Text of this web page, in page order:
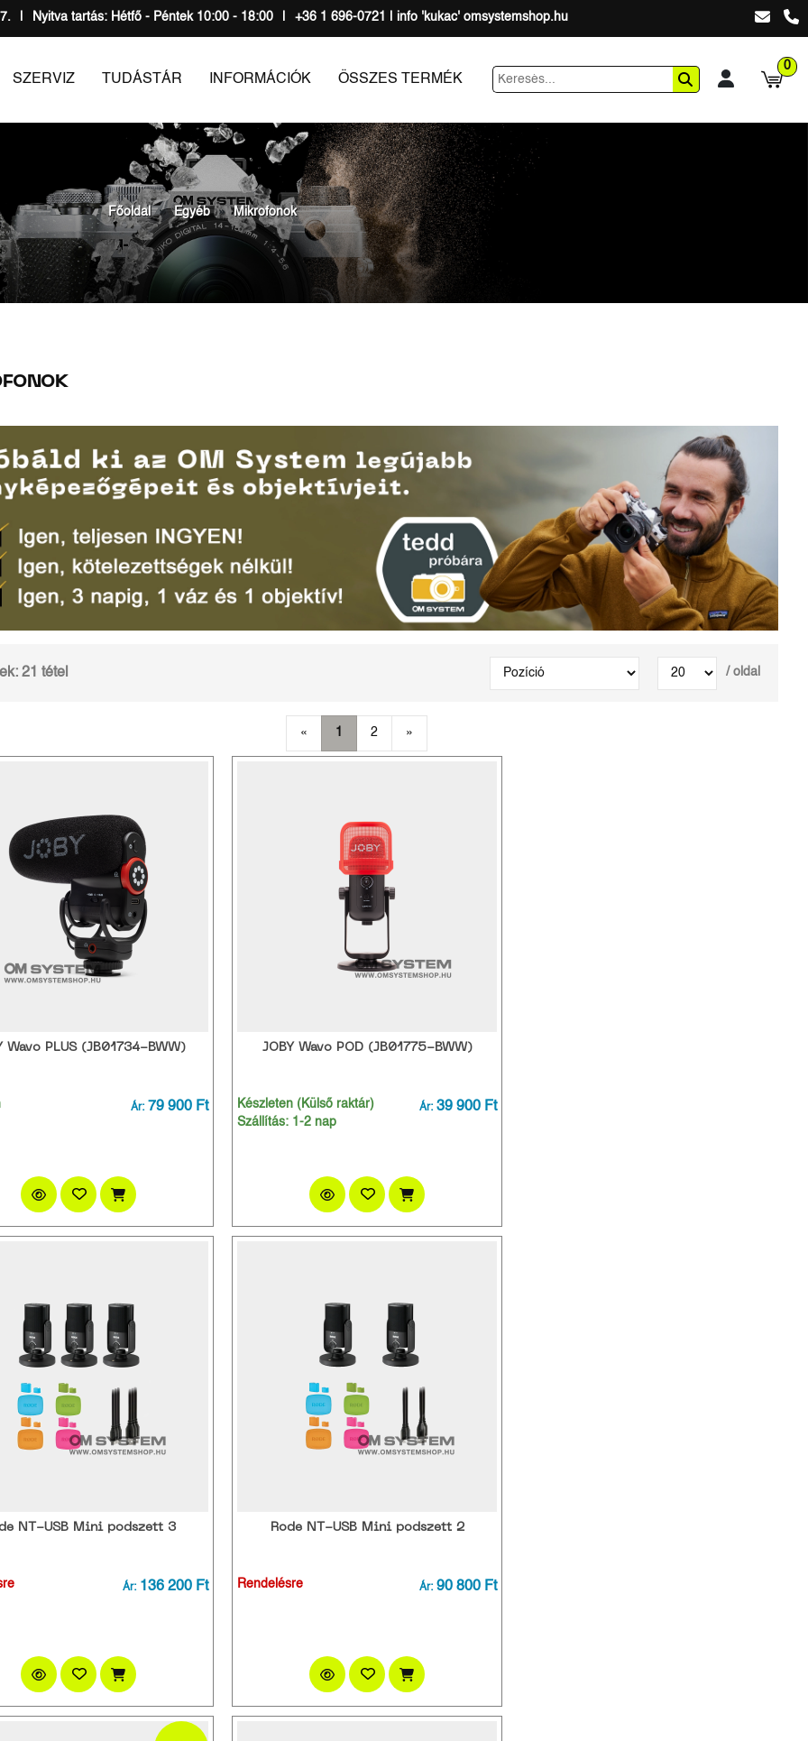
Nyitva tartás: Hétfő - Péntek 10:00 - 18:00 +36 1 696-0721 | info 'kukac' omsystemshop.hu
SZERVIZ TUDÁSTÁR INFORMÁCIÓK ÖSSZES TERMÉK
0
Főoldal Egyéb Mikrofonok
21 tétel / oldal
« 1 2 »
Wavo PLUS (JB01734-BWW)
Ár: 79 900 Ft
JOBY Wavo POD (JB01775-BWW)
Készleten (Külső raktár)
Szállítás: 1-2 nap
Ár: 39 900 Ft
NT-USB Mini podszett 3
Ár: 136 200 Ft
Rode NT-USB Mini podszett 2
Rendelésre Ár: 90 800 Ft